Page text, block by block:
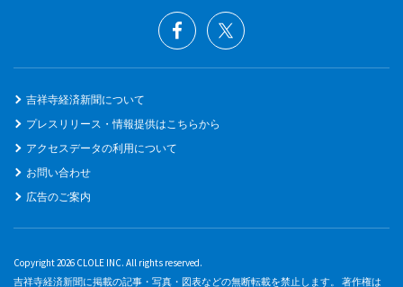
吉祥寺経済新聞について
プレスリリース・情報提供はこちらから
アクセスデータの利用について
お問い合わせ
広告のご案内
Copyright 2026 CLOLE INC. All rights reserved.
吉祥寺経済新聞に掲載の記事・写真・図表などの無断転載を禁止します。 著作権は